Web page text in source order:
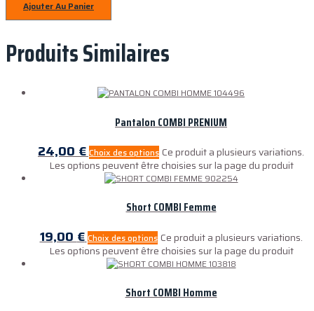
Ajouter Au Panier
Produits Similaires
Pantalon COMBI PRENIUM
24,00€ Choix des options Ce produit a plusieurs variations.
Les options peuvent être choisies sur la page du produit
Short COMBI Femme
19,00 € Choix des options Ce produit a plusieurs variations.
Les options peuvent être choisies sur la page du produit
Short COMBI Homme